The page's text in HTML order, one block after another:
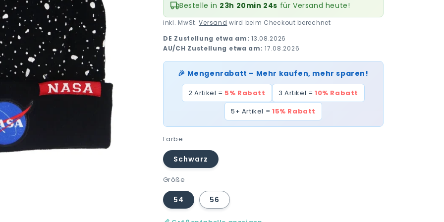
Bestelle in 23h 20min 23s für Versand heute!
inkl. MwSt.Versand wird beim Checkout berechnet
DE Zustellung etwa am: 13.08.2026
AU/CH Zustellung etwa am: 17.08.2026
🎉 Mengenrabatt – Mehr kaufen, mehr sparen!
2 Artikel = 5% Rabatt 3 Artikel = 10% Rabatt
5+ Artikel = 15% Rabatt
Farbe
Schwarz
Größe
54 56